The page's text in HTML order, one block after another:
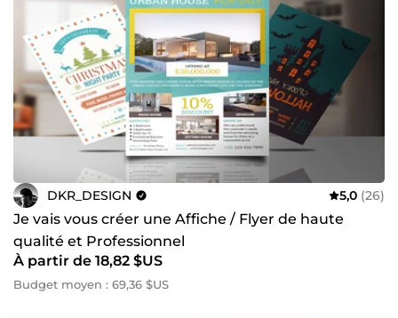
DKR_DESIGN 5,0 (26)
Je vais vous créer une Affiche / Flyer de haute
qualité et Professionnel
À partir de 18,82 $US
Budget moyen : 69,36 $US